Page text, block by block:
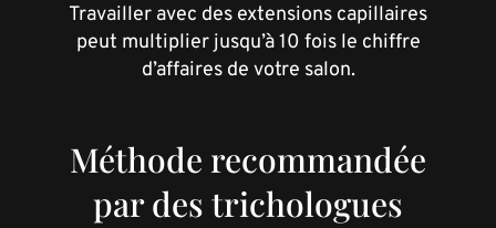
Travailler avec des extensions capillaires
peut multiplier jusqu’à 10 fois le chiffre
d’affaires de votre salon.
Méthode recommandée
par des trichologues